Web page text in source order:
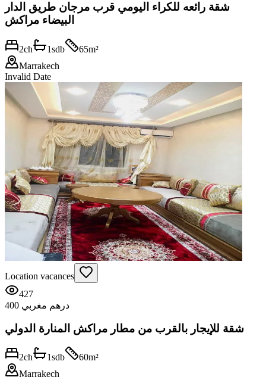
شقة رائعه للكراء اليومي قرب مرجان طريق الدار
البيضاء مراكش
2ch 1sdb 65m²
Marrakech
Invalid Date
Location vacances
427
400 درهم مغربي
شقة للإيجار بالقرب من مطار مراكش المنارة الدولي
2ch 1sdb 60m²
Marrakech